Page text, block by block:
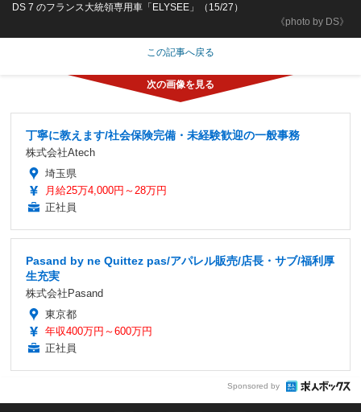
《photo by DS》
DS 7 のフランス大統領専用車「ELYSEE」（15/27）
この記事へ戻る
丁寧に教えます/社会保険完備・未経験歓迎の一般事務
株式会社Atech
埼玉県
月給25万4,000円～28万円
正社員
Pasand by ne Quittez pas/アパレル販売/店長・サブ/福利厚
生充実
株式会社Pasand
東京都
年収400万円～600万円
正社員
Sponsored by